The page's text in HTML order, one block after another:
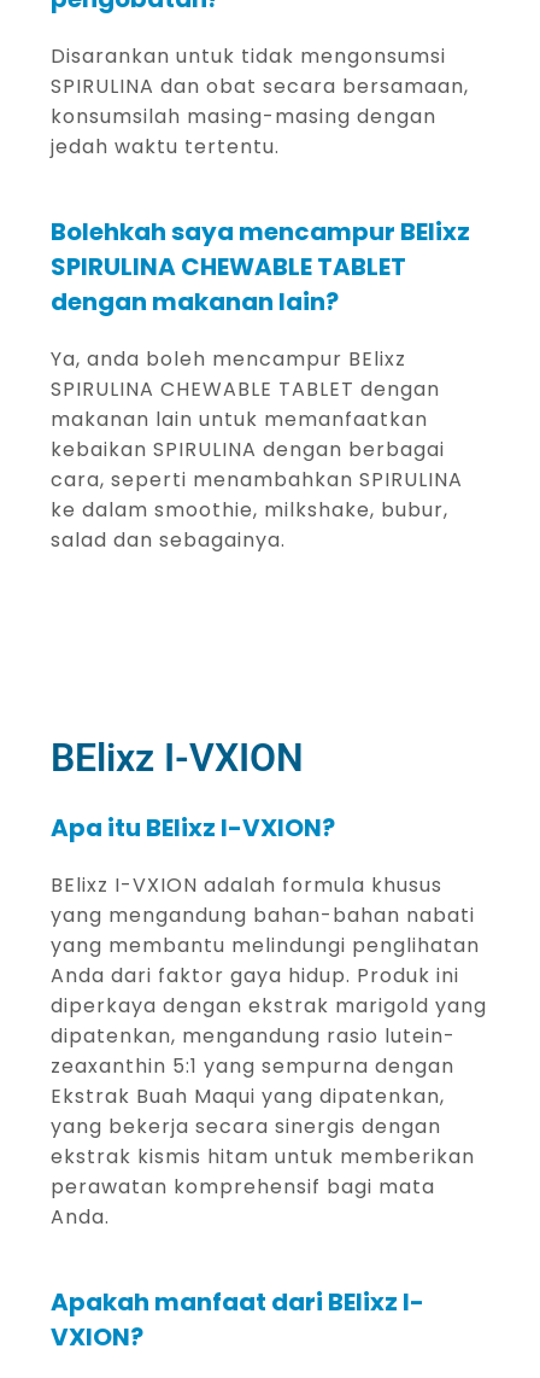
Disarankan untuk tidak mengonsumsi
SPIRULINA dan obat secara bersamaan,
konsumsilah masing-masing dengan
jedah waktu tertentu.
Bolehkah saya mencampur BElixz
SPIRULINA CHEWABLE TABLET
dengan makanan lain?
Ya, anda boleh mencampur BElixz
SPIRULINA CHEWABLE TABLET dengan
makanan lain untuk memanfaatkan
kebaikan SPIRULINA dengan berbagai
cara, seperti menambahkan SPIRULINA
ke dalam smoothie, milkshake, bubur,
salad dan sebagainya.
BElixz I-VXION
Apa itu BElixz I-VXION?
BElixz I-VXION adalah formula khusus
yang mengandung bahan-bahan nabati
yang membantu melindungi penglihatan
Anda dari faktor gaya hidup. Produk ini
diperkaya dengan ekstrak marigold yang
dipatenkan, mengandung rasio lutein-
zeaxanthin 5:1 yang sempurna dengan
Ekstrak Buah Maqui yang dipatenkan,
yang bekerja secara sinergis dengan
ekstrak kismis hitam untuk memberikan
perawatan komprehensif bagi mata
Anda.
Apakah manfaat dari BElixz I-
VXION?